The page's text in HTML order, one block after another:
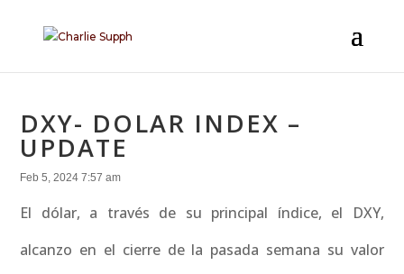
DXY- DOLAR INDEX –
UPDATE
Feb 5, 2024 7:57 am
El dólar, a través de su principal índice, el DXY,
alcanzo en el cierre de la pasada semana su valor